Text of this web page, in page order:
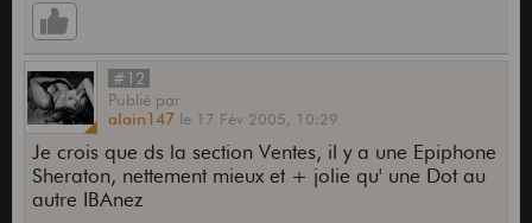
#12
Publié par
alain147 le 17 Fév 2005, 10:29
Je crois que ds la section Ventes, il y a une Epiphone
Sheraton, nettement mieux et + jolie qu' une Dot au
autre IBAnez